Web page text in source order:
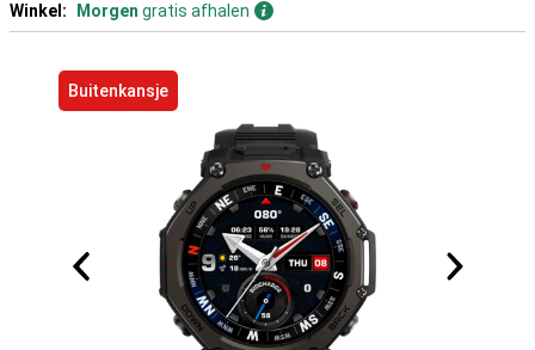
Winkel:
Morgen gratis afhalen
Buitenkansje